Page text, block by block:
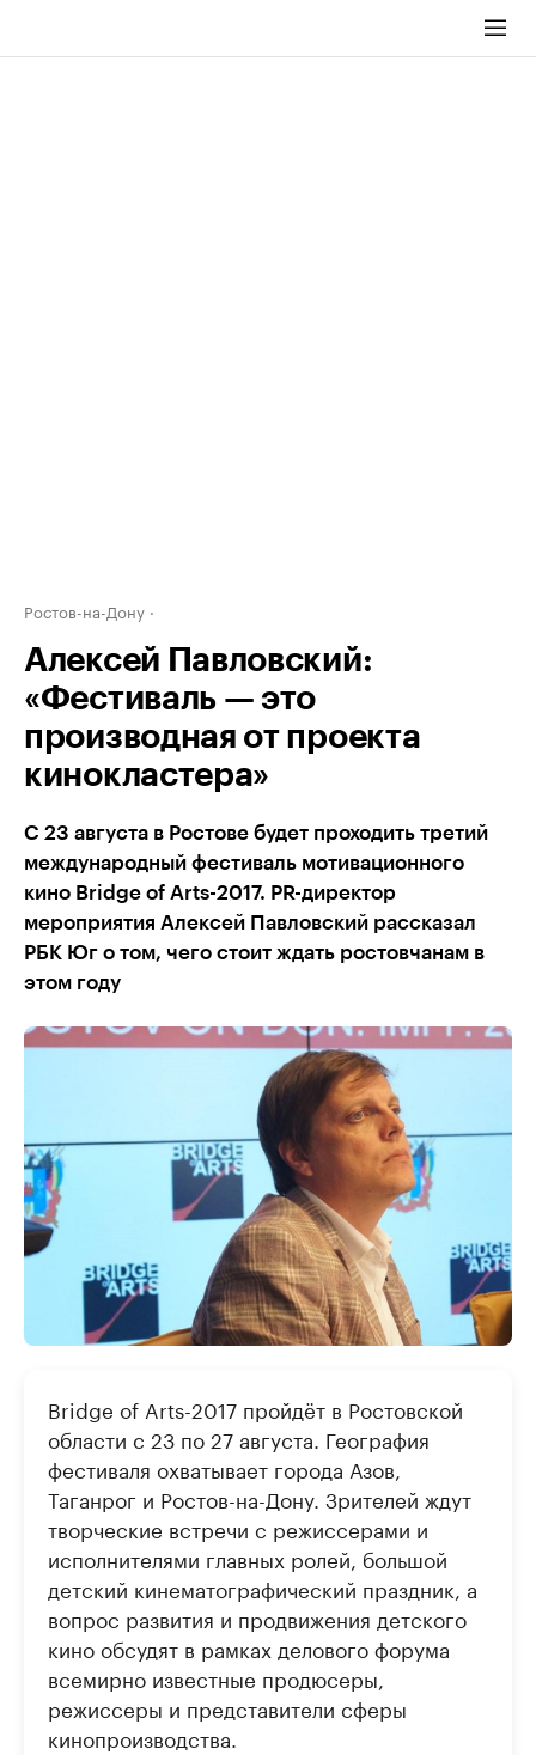
Ростов-на-Дону
Алексей Павловский:
«Фестиваль — это
производная от проекта
кинокластера»
С 23 августа в Ростове будет проходить третий
международный фестиваль мотивационного
кино Bridge of Arts-2017. PR-директор
мероприятия Алексей Павловский рассказал
РБК Юг о том, чего стоит ждать ростовчанам в
этом году
Bridge of Arts-2017 пройдёт в Ростовской
области с 23 по 27 августа. География
фестиваля охватывает города Азов,
Таганрог и Ростов-на-Дону. Зрителей ждут
творческие встречи с режиссерами и
исполнителями главных ролей, большой
детский кинематографический праздник, а
вопрос развития и продвижения детского
кино обсудят в рамках делового форума
всемирно известные продюсеры,
режиссеры и представители сферы
кинопроизводства.